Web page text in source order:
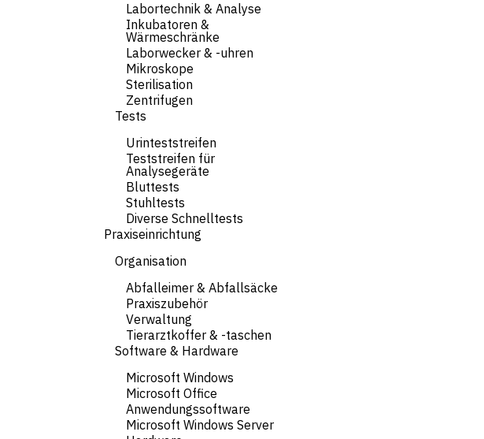
Labortechnik & Analyse
Inkubatoren &
Wärmeschränke
Laborwecker & -uhren
Mikroskope
Sterilisation
Zentrifugen
Tests
Urinteststreifen
Teststreifen für
Analysegeräte
Bluttests
Stuhltests
Diverse Schnelltests
Praxiseinrichtung
Organisation
Abfalleimer & Abfallsäcke
Praxiszubehör
Verwaltung
Tierarztkoffer & -taschen
Software & Hardware
Microsoft Windows
Microsoft Office
Anwendungssoftware
Microsoft Windows Server